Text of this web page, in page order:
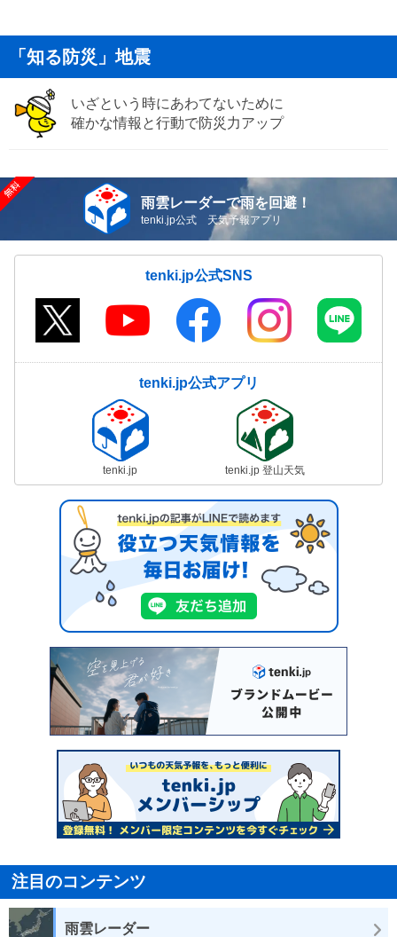
「知る防災」地震
いざという時にあわてないために
確かな情報と行動で防災力アップ
雨雲レーダーで雨を回避！
tenki.jp公式 天気予報アプリ
tenki.jp公式SNS
tenki.jp公式アプリ
tenki.jp tenki.jp 登山天気
注目のコンテンツ
雨雲レーダー